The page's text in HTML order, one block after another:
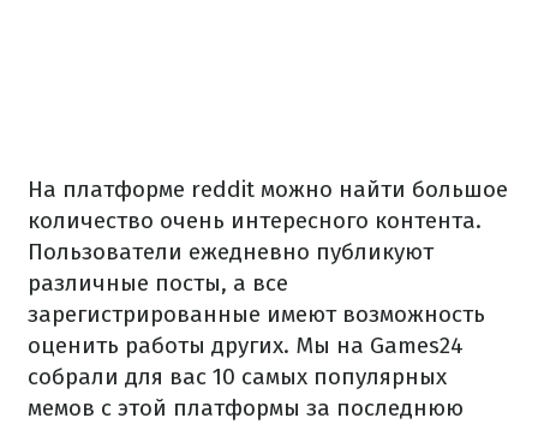
На платформе reddit можно найти большое
количество очень интересного контента.
Пользователи ежедневно публикуют
различные посты, а все
зарегистрированные имеют возможность
оценить работы других. Мы на Games24
собрали для вас 10 самых популярных
мемов с этой платформы за последнюю